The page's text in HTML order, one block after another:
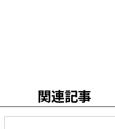
関連記事